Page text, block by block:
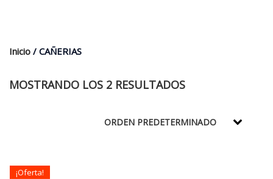
Inicio / CAÑERIAS
MOSTRANDO LOS 2 RESULTADOS
¡Oferta!